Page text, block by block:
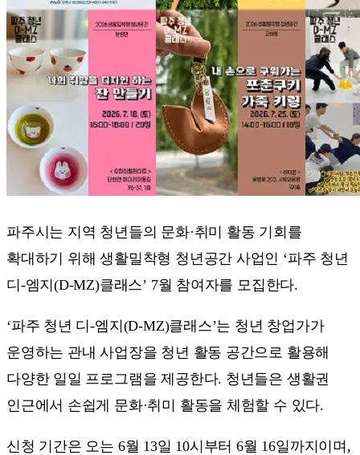
파주시는 지역 청년들의 문화·취미 활동 기회를
확대하기 위해 생활밀착형 청년공간 사업인 ‘파주 청년
디-엠지(D-MZ)클래스’ 7월 참여자를 모집한다.
‘파주 청년 디-엠지(D-MZ)클래스’는 청년 창업가가
운영하는 관내 사업장을 청년 활동 공간으로 활용해
다양한 일일 프로그램을 제공한다. 청년들은 생활권
인근에서 손쉽게 문화·취미 활동을 체험할 수 있다.
신청 기간은 오는 6월 13일 10시부터 6월 16일까지이며,